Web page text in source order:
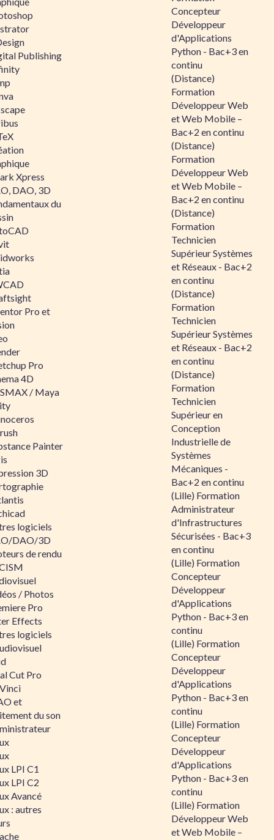
Publishing
Xpress
DAO, 3D
du
Pro et
Pro
4D
/ Maya
Painter
3D
logiciels
DAO/3D
de rendu
/ Photos
Pro
Effects
logiciels
Cut Pro
et
du son
LPI C1
LPI C2
Avancé
: autres
Concepteur
Développeur
d'Applications
Python - Bac+3 en
continu
(Distance)
Formation
Développeur Web
et Web Mobile –
Bac+2 en continu
(Distance)
Formation
Développeur Web
et Web Mobile –
Bac+2 en continu
(Distance)
Formation
Technicien
Supérieur Systèmes
et Réseaux - Bac+2
en continu
(Distance)
Formation
Technicien
Supérieur Systèmes
et Réseaux - Bac+2
en continu
(Distance)
Formation
Technicien
Supérieur en
Conception
Industrielle de
Systèmes
Mécaniques -
Bac+2 en continu
(Lille) Formation
Administrateur
d'Infrastructures
Sécurisées - Bac+3
en continu
(Lille) Formation
Concepteur
Développeur
d'Applications
Python - Bac+3 en
continu
(Lille) Formation
Concepteur
Développeur
d'Applications
Python - Bac+3 en
continu
(Lille) Formation
Concepteur
Développeur
d'Applications
Python - Bac+3 en
continu
(Lille) Formation
Développeur Web
et Web Mobile –